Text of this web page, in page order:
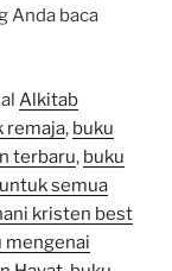
Anda baca
Alkitab
remaja, buku
terbaru, buku
semua
kristen best
mengenai